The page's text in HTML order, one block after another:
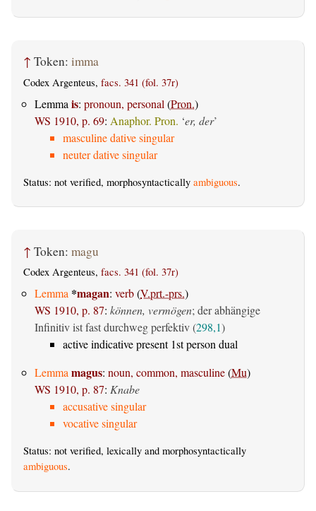
↑ Token: imma
Codex Argenteus, facs. 341 (fol. 37r)
Lemma is: pronoun, personal (Pron.)
WS 1910, p. 69: Anaphor. Pron. ‘er, der’
masculine dative singular
neuter dative singular
Status: not verified, morphosyntactically ambiguous.
↑ Token: magu
Codex Argenteus, facs. 341 (fol. 37r)
Lemma *magan: verb(V.prt.-prs.)
WS 1910, p. 87: können, vermögen; der abhängige
Infinitiv ist fast durchweg perfektiv (298,1)
active indicative present 1st person dual
Lemmamagus: noun, common, masculine(Mu)
WS 1910, p. 87: Knabe
accusative singular
vocative singular
Status: not verified, lexically and morphosyntactically
ambiguous.